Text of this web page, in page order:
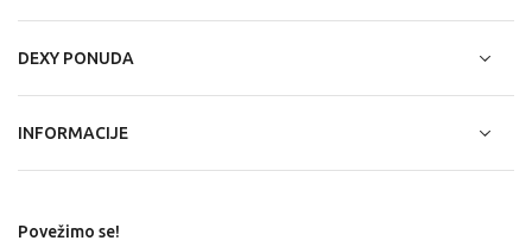
DEXY PONUDA
INFORMACIJE
Povežimo se!